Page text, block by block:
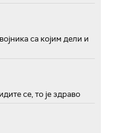
са којим дели и
се, то је здраво